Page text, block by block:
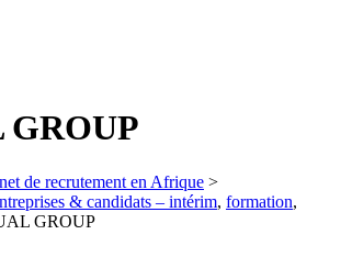
de recrutement en Afrique >
& candidats – intérim, formation,
GROUP